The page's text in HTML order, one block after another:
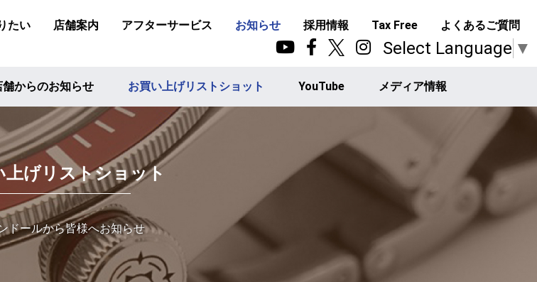
たい 店舗案内 アフターサービス お知らせ 採用情報 Tax Free よくあるご質問
Select Language ▼
舗からのお知らせ お買い上げリストショット YouTube メディア情報
上げリストショット
ドールから皆様へお知らせ